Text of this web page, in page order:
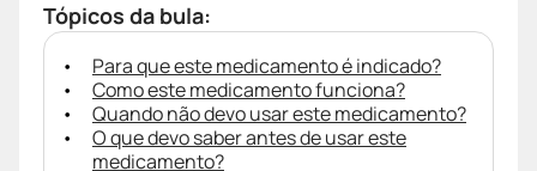
Tópicos da bula:
Para que este medicamento é indicado?
Como este medicamento funciona?
Quando não devo usar este medicamento?
O que devo saber antes de usar este
medicamento?